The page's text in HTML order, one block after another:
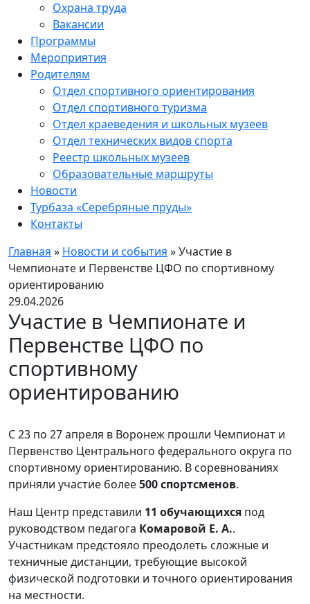
Охрана труда
Вакансии
Программы
Мероприятия
Родителям
Отдел спортивного ориентирования
Отдел спортивного туризма
Отдел краеведения и школьных музеев
Отдел технических видов спорта
Реестр школьных музеев
Образовательные маршруты
Новости
Турбаза «Серебряные пруды»
Контакты
Главная » Новости и события »Участие в
Чемпионате и Первенстве ЦФО по спортивному
ориентированию
29.04.2026
Участие в Чемпионате и
Первенстве ЦФО по
спортивному
ориентированию
С 23 по 27 апреля в Воронеж прошли Чемпионат и
Первенство Центрального федерального округа по
спортивному ориентированию. В соревнованиях
приняли участие более500 спортсменов.
Наш Центр представили 11 обучающихся под
руководством педагога Комаровой Е. А..
Участникам предстояло преодолеть сложные и
техничные дистанции, требующие высокой
физической подготовки и точного ориентирования
на местности.